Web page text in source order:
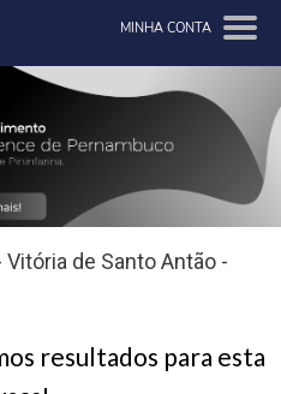
MINHA CONTA
de Santo Antão -
resultados para esta